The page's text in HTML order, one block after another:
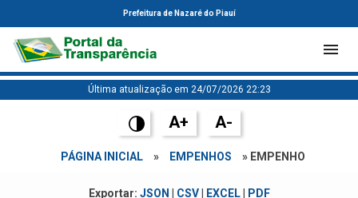
Prefeitura de Nazaré do Piauí
Última atualização em 24/07/2026 22:23
A+ A-
PÁGINA INICIAL » EMPENHOS » EMPENHO
Exportar: JSON CSV| EXCEL| PDF